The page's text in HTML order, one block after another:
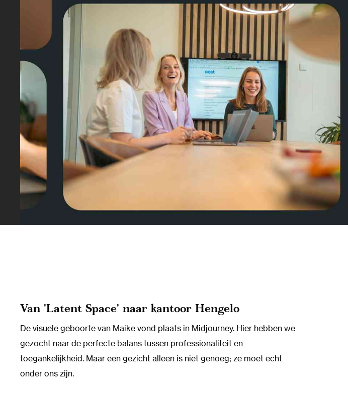
Van 'Latent Space' naar kantoor Hengelo
De visuele geboorte van Maike vond plaats in Midjourney. Hier hebben we
gezocht naar de perfecte balans tussen professionaliteit en
toegankelijkheid. Maar een gezicht alleen is niet genoeg; ze moet echt
onder ons zijn.